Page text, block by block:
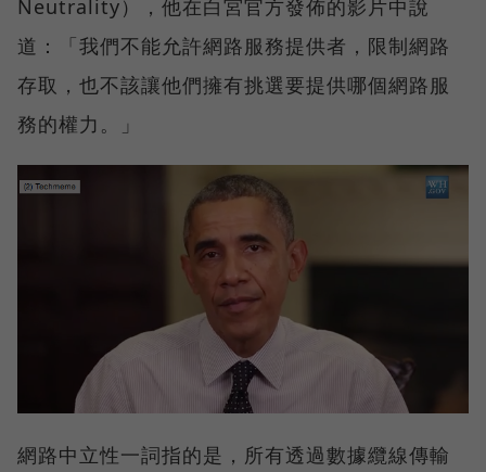
Neutrality），他在白宮官方發佈的影片中說
道：「我們不能允許網路服務提供者，限制網路
存取，也不該讓他們擁有挑選要提供哪個網路服
務的權力。」
網路中立性一詞指的是，所有透過數據纜線傳輸